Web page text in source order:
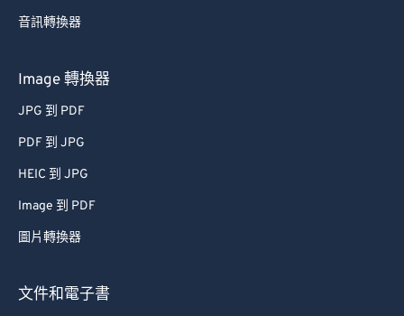
音訊轉換器
Image 轉換器
JPG 到 PDF
PDF 到 JPG
HEIC 到 JPG
Image 到 PDF
圖片轉換器
文件和電子書